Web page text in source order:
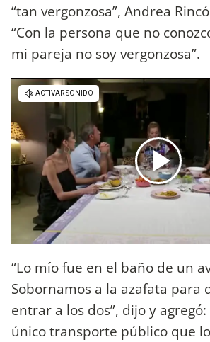
“tan vergonzosa”, Andrea
“Con la persona que no
mi pareja no soy vergonzosa”.
“Lo mío fue en el baño de un
Sobornamos a la azafata para
entrar a los dos”, dijo y agregó:
único transporte público que